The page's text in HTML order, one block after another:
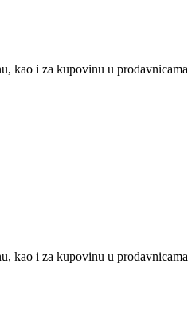
kao i za kupovinu u
kao i za kupovinu u